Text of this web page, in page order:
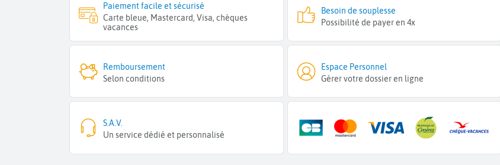
Paiement facile et sécurisé
Carte bleue, Mastercard, Visa, chèques
vacances
Besoin de souplesse
Possibilité de payer en 4x
Remboursement
Selon conditions
Espace Personnel
Gérer votre dossier en ligne
S.A.V.
Un service dédié et personnalisé